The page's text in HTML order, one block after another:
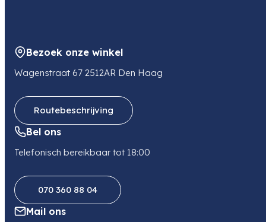
Bezoek onze winkel
Wagenstraat 67 2512AR Den Haag
Routebeschrijving
Bel ons
Telefonisch bereikbaar tot 18:00
070 360 88 04
Mail ons